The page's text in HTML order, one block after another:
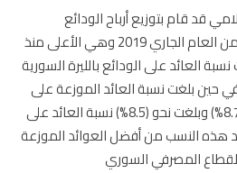
قام بتوزيع أرباح الودائع
الإستثمارية عن النصف الأول من العام الجاري 2019 وهي الأعلى منذ
على الودائع بالليرة السورية
نحو (9%)، في حين بلغت نسبة العائد الموزعة على
الودائع لأجل سنتين حوالي (8.75%) وبلغت نحو (8.5%) نسبة العائد على
النسب من أفضل العوائد الموزعة
المصرفي السوري